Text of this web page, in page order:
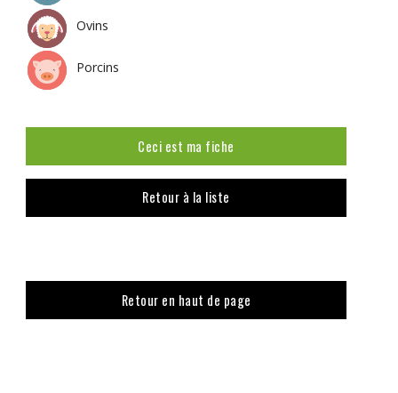
Ovins
Porcins
Ceci est ma fiche
Retour à la liste
Retour en haut de page